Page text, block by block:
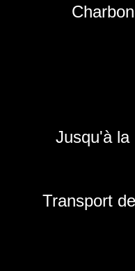
Jusqu'à la
Transport